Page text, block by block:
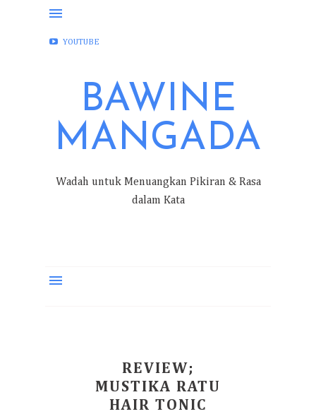
FACEBOOK
YOUTUBE
BAWINE
MANGADA
Wadah untuk Menuangkan Pikiran & Rasa
dalam Kata
REVIEW;
MUSTIKA RATU
HAIR TONIC